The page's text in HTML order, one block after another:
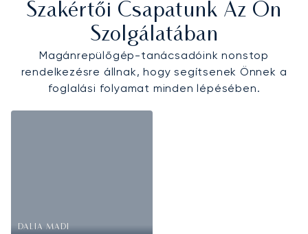
Szakértői Csapatunk Az Ön
Szolgálatában
Magánrepülőgép-tanácsadóink nonstop
rendelkezésre állnak, hogy segítsenek Önnek a
foglalási folyamat minden lépésében.
DALIA MADI